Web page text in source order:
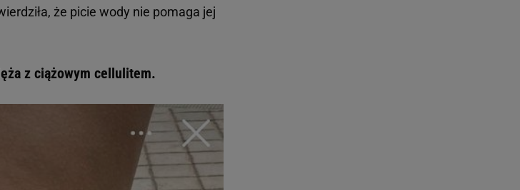
że picie wody nie pomaga jej
z ciążowym cellulitem.